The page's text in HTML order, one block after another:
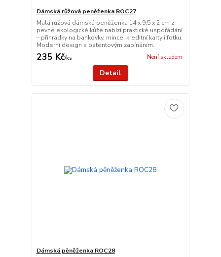
Dámská růžová peněženka ROC27
Malá růžová dámská peněženka 14 x 9,5 x 2 cm z
pevné ekologické kůže nabízí praktické uspořádání
– přihrádky na bankovky, mince, kreditní karty i fotku.
Moderní design s patentovým zapínáním.
235 Kč/ks Není skladem
Detail
Dámská pěněženka ROC28